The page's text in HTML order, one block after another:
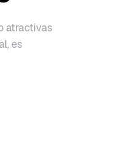
atractivas
es